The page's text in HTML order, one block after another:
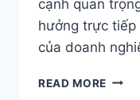
cạnh quan
hưởng trực
của doanh
READ MORE CÁC